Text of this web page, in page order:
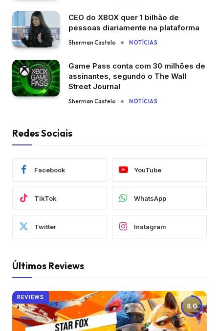
CEO do XBOX quer 1 bilhão de
pessoas diariamente na plataforma
Sherman Castelo NOTÍCIAS
Game Pass conta com 30 milhões de
assinantes, segundo o The Wall
Street Journal
Sherman Castelo NOTÍCIAS
Redes Sociais
Facebook YouTube
TikTok WhatsApp
Twitter Instagram
Últimos Reviews
8.0
REVIEWS